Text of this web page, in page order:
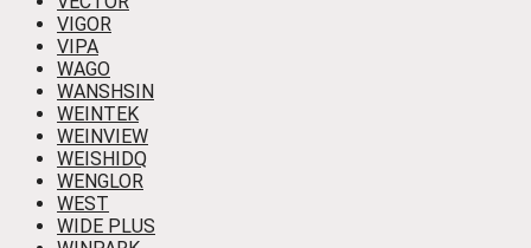
VIGOR
VIPA
WAGO
WANSHSIN
WEINTEK
WEINVIEW
WEISHIDQ
WENGLOR
WEST
WIDE PLUS